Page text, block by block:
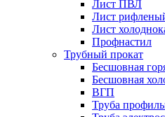
Лист ПВЛ
Лист
Лист
Профнастил
Трубный прокат
Бесшовная
Бесшовная
ВГП
Труба